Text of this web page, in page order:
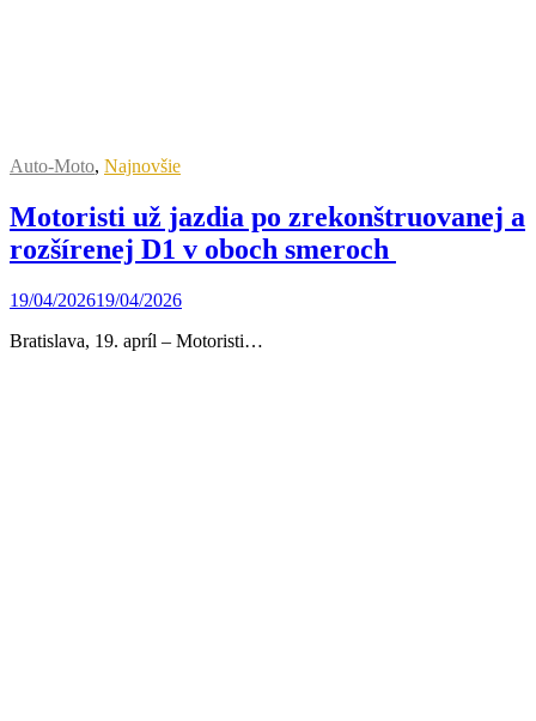
Auto-Moto, Najnovšie
Motoristi už jazdia po zrekonštruovanej a
rozšírenej D1 v oboch smeroch
19/04/202619/04/2026
Bratislava, 19. apríl – Motoristi…